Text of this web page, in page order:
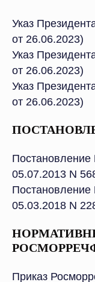
Указ
от 26.06.2023)
Указ
от 26.06.2023)
Указ
от 26.06.2023)
Постановление
05.07.2013 N
Постановление
05.03.2018 N
Приказ